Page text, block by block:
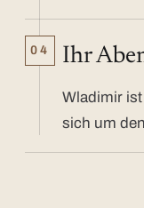
04 Ihr
Wladimir
sich um